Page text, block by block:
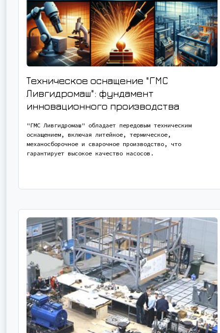
Техническое оснащение "ГМС
Ливгидромаш": фундамент
инновационного производства
"ГМС Ливгидромаш" обладает передовым техническим
оснащением, включая литейное, термическое,
механосборочное и сварочное производство, что
гарантирует высокое качество насосов.